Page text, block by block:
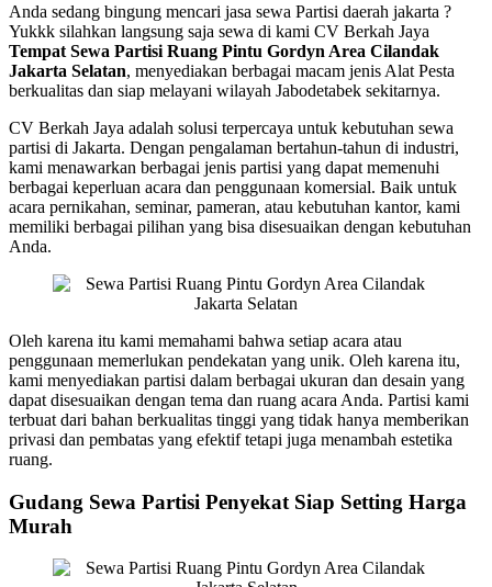
Anda sedang bingung mencari jasa sewa Partisi daerah jakarta ?
Yukkk silahkan langsung saja sewa di kami CV Berkah Jaya
Tempat Sewa Partisi Ruang Pintu Gordyn Area Cilandak
Jakarta Selatan, menyediakan berbagai macam jenis Alat Pesta
berkualitas dan siap melayani wilayah Jabodetabek sekitarnya.
CV Berkah Jaya adalah solusi terpercaya untuk kebutuhan sewa
partisi di Jakarta. Dengan pengalaman bertahun-tahun di industri,
kami menawarkan berbagai jenis partisi yang dapat memenuhi
berbagai keperluan acara dan penggunaan komersial. Baik untuk
acara pernikahan, seminar, pameran, atau kebutuhan kantor, kami
memiliki berbagai pilihan yang bisa disesuaikan dengan kebutuhan
Anda.
Oleh karena itu kami memahami bahwa setiap acara atau
penggunaan memerlukan pendekatan yang unik. Oleh karena itu,
kami menyediakan partisi dalam berbagai ukuran dan desain yang
dapat disesuaikan dengan tema dan ruang acara Anda. Partisi kami
terbuat dari bahan berkualitas tinggi yang tidak hanya memberikan
privasi dan pembatas yang efektif tetapi juga menambah estetika
ruang.
Gudang Sewa Partisi Penyekat Siap Setting Harga
Murah